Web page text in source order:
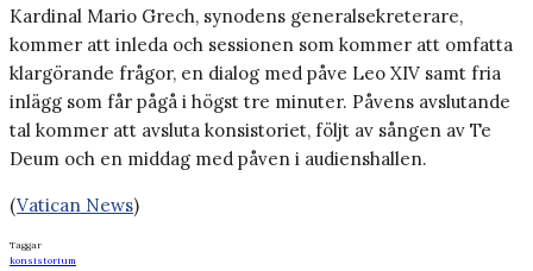
Kardinal Mario Grech, synodens generalsekreterare,
kommer att inleda och sessionen som kommer att omfatta
klargörande frågor, en dialog med påve Leo XIV samt fria
inlägg som får pågå i högst tre minuter. Påvens avslutande
tal kommer att avsluta konsistoriet, följt av sången av Te
Deum och en middag med påven i audienshallen.
(Vatican News)
Taggar
konsistorium